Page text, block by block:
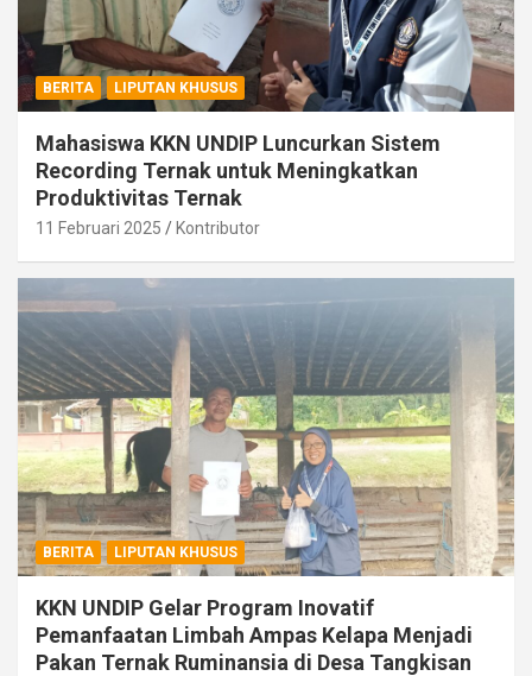
BERITA LIPUTAN KHUSUS
Mahasiswa KKN UNDIP Luncurkan Sistem
Recording Ternak untuk Meningkatkan
Produktivitas Ternak
11 Februari 2025 Kontributor
BERITA LIPUTAN KHUSUS
KKN UNDIP Gelar Program Inovatif
Pemanfaatan Limbah Ampas Kelapa Menjadi
Pakan Ternak Ruminansia di Desa Tangkisan